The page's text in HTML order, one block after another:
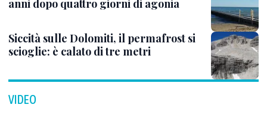
anni dopo quattro giorni di agonia
Siccità sulle Dolomiti, il permafrost si
scioglie: è calato di tre metri
VIDEO